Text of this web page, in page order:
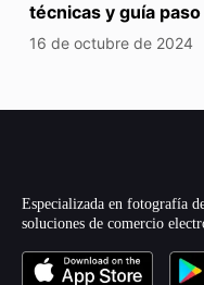
técnicas y guía paso
16 de octubre de 2024
Especializada en fotografía
soluciones de comercio